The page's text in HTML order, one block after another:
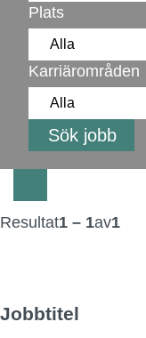
Plats
Karriärområden
Resultat1 – 1av1
Jobbtitel